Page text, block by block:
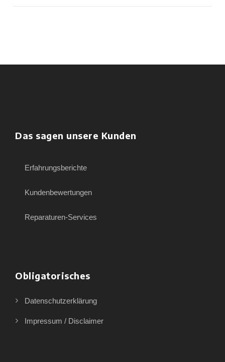
Das sagen unsere Kunden
Erfahrungsberichte
Kundenbewertungen
Reparaturen-Services
Obligatorisches
Datenschutzerklärung
Impressum / Disclaimer